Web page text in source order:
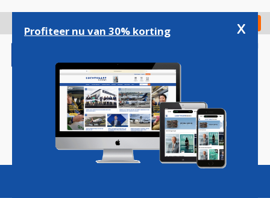
gaan
Check in
Magazine Podcasts Vacatures
Profiteer nu van 30% korting x